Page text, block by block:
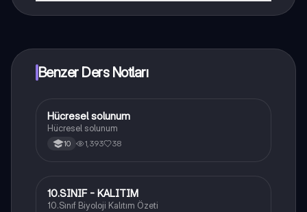
Benzer Ders Notları
Biyoloji
Hücresel solunum
Hücresel solunum
10 1,393 38
Biyoloji
10.SINIF - KALITIM
10.Sınıf Biyoloji Kalıtım Özeti